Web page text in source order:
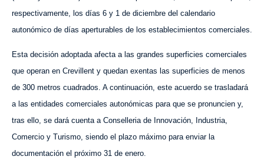
respectivamente, los días 6 y 1 de diciembre del calendario
autonómico de días aperturables de los establecimientos comerciales.
Esta decisión adoptada afecta a las grandes superficies comerciales
que operan en Crevillent y quedan exentas las superficies de menos
de 300 metros cuadrados. A continuación, este acuerdo se trasladará
a las entidades comerciales autonómicas para que se pronuncien y,
tras ello, se dará cuenta a Conselleria de Innovación, Industria,
Comercio y Turismo, siendo el plazo máximo para enviar la
documentación el próximo 31 de enero.